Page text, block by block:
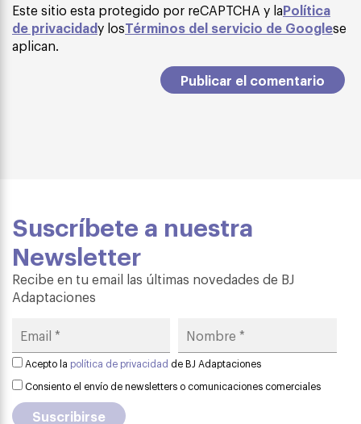
Este sitio esta protegido por reCAPTCHA y laPolítica
de privacidady losTérminos del servicio de Googlese
aplican.
Suscríbete a nuestra
Newsletter
Recibe en tu email las últimas novedades de BJ
Adaptaciones
Acepto la política de privacidad de BJ Adaptaciones
Consiento el envío de newsletters o comunicaciones comerciales